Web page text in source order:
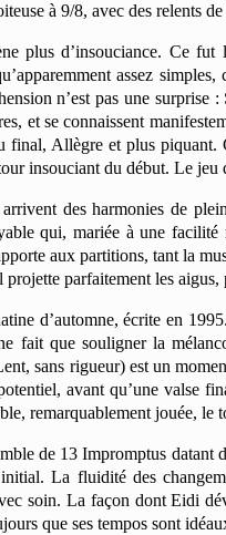
à 9/8, avec des relents
plus d’insouciance. Ce
assez
n’est pas une surprise
et se connaissent
final, Allègre et plus piquant.
insouciant du début. Le jeu
des harmonies de
qui, mariée à une
aux partitions, tant la
projette parfaitement les
d’automne, écrite en
fait que souligner la
sans rigueur) est un
avant qu’une valse
remarquablement jouée,
de 13 Impromptus datant
La fluidité des
soin. La façon dont Eidi
que ses tempos sont